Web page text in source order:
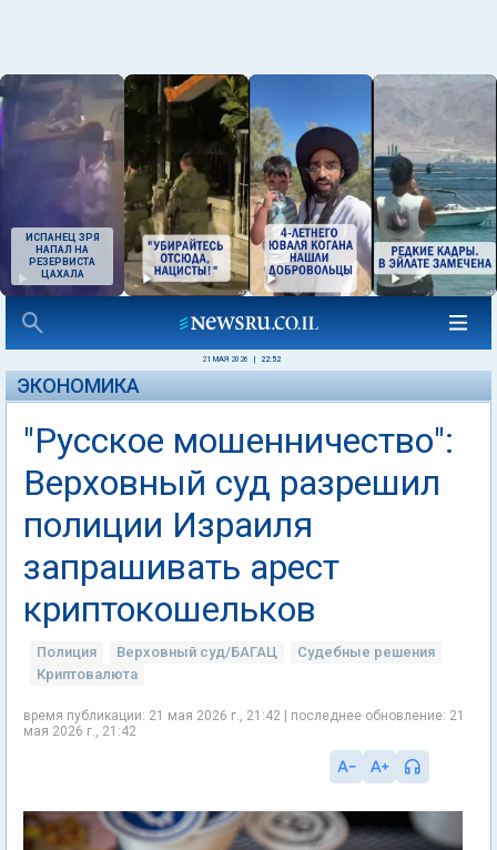
ИСПАНЕЦ ЗРЯ
НАПАЛ НА
РЕЗЕРВИСТА
ЦАХАЛА
21 МАЯ 2026 22:52
ЭКОНОМИКА
"Русское мошенничество":
Верховный суд разрешил
полиции Израиля
запрашивать арест
криптокошельков
Полиция Верховный суд/БАГАЦ
Судебные решения
Криптовалюта
время публикации: 21 мая 2026 г., 21:42 | последнее обновление: 21
мая 2026 г., 21:42